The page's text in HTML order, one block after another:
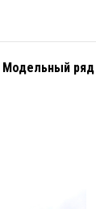
Модельный ряд